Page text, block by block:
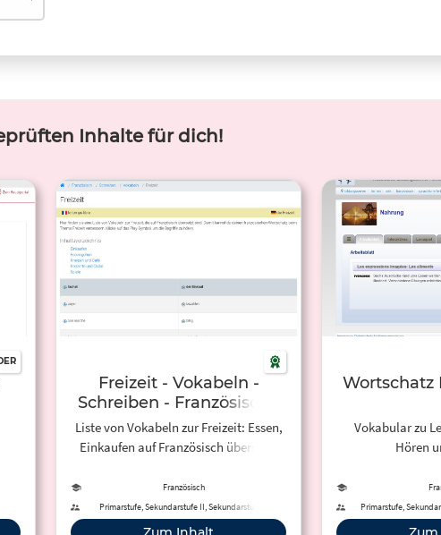
Inhalte für dich!
Freizeit - Vokabeln -
Schreiben - Französisch -
Lern-Online.net
Liste von Vokabeln zur Freizeit: Essen,
Einkaufen auf Französisch übersetzt
Französisch
Primarstufe, Sekundarstufe II, Sekundarstufe I,
Berufliche Bildung
Wortschatz
Vokabular zu
Hören
Primarstufe,